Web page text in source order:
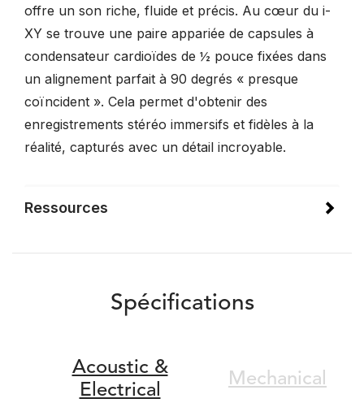
offre un son riche, fluide et précis. Au cœur du i-
XY se trouve une paire appariée de capsules à
condensateur cardioïdes de ½ pouce fixées dans
un alignement parfait à 90 degrés « presque
coïncident ». Cela permet d'obtenir des
enregistrements stéréo immersifs et fidèles à la
réalité, capturés avec un détail incroyable.
Ressources
Spécifications
Acoustic &
Electrical
Mechanical